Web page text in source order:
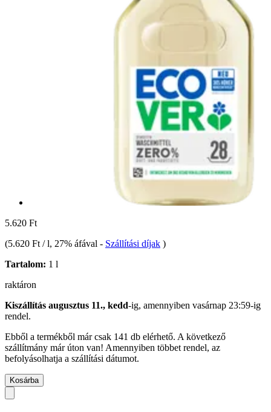
5.620 Ft
(5.620 Ft / l, 27% áfával - Szállítási díjak )
Tartalom: 1 l
raktáron
Kiszállítás augusztus 11., kedd-ig, amennyiben vasárnap 23:59-ig
rendel.
Ebből a termékből már csak 141 db elérhető. A következő
szállítmány már úton van! Amennyiben többet rendel, az
befolyásolhatja a szállítási dátumot.
Kosárba